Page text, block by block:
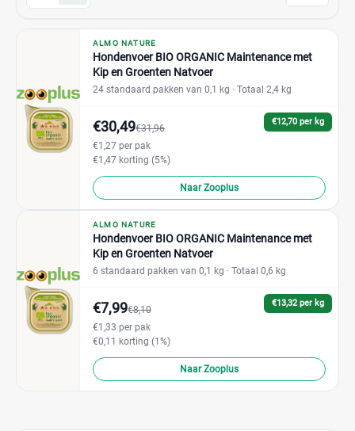
ALMO NATURE
Hondenvoer BIO ORGANIC Maintenance met
Kip en Groenten Natvoer
24 standaard pakken van 0,1 kg · Totaal 2,4 kg
€12,70 per kg
€30,49€31,96
€1,27 per pak
€1,47 korting (5%)
Naar Zooplus
ALMO NATURE
Hondenvoer BIO ORGANIC Maintenance met
Kip en Groenten Natvoer
6 standaard pakken van 0,1 kg · Totaal 0,6 kg
€13,32 per kg
€7,99€8,10
€1,33 per pak
€0,11 korting (1%)
Naar Zooplus